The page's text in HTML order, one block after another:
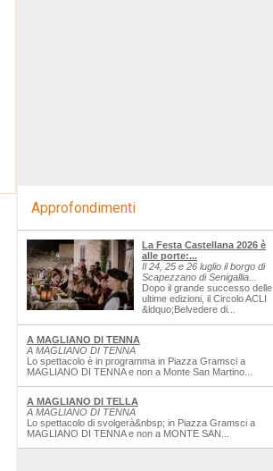
Approfondimenti
La Festa Castellana 2026 è
alle porte:...
Il 24, 25 e 26 luglio il borgo di
Scapezzano di Senigallia...
Dopo il grande successo delle
ultime edizioni, il Circolo ACLI
&ldquo;Belvedere di...
A MAGLIANO DI TENNA
A MAGLIANO DI TENNA
Lo spettacolo è in programma in Piazza Gramsci a
MAGLIANO DI TENNA e non a Monte San Martino...
A MAGLIANO DI TELLA
A MAGLIANO DI TENNA
Lo spettacolo di svolgerà&nbsp; in Piazza Gramsci a
MAGLIANO DI TENNA e non a MONTE SAN...